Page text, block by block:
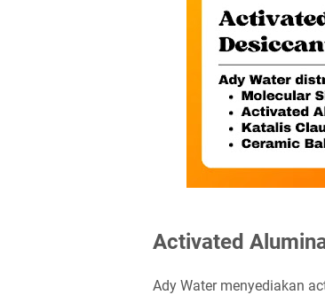
Activated
Ady Water menyediakan